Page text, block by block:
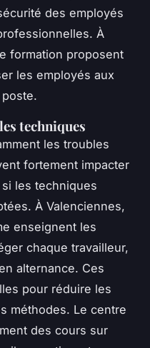
des employés
À
formation proposent
les employés aux
techniques
les troubles
fortement impacter
les techniques
À Valenciennes,
enseignent les
chaque travailleur,
alternance. Ces
pour réduire les
méthodes. Le centre
des cours sur